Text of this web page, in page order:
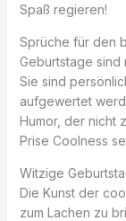
Spaß regieren!
Sprüche für den
Geburtstage sind
Sie sind
aufgewertet
Humor, der nicht
Prise Coolness
Witzige
Die Kunst der
zum Lachen zu